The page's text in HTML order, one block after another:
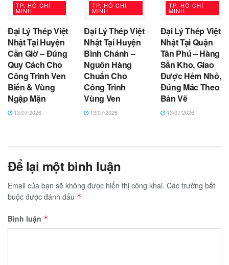
TP. HỒ CHÍ
MINH
Đại Lý Thép Việt
Nhật Tại Huyện
Cần Giờ – Đúng
Quy Cách Cho
Công Trình Ven
Biển & Vùng
Ngập Mặn
13/07/2026
TP. HỒ CHÍ
MINH
Đại Lý Thép Việt
Nhật Tại Huyện
Bình Chánh –
Nguồn Hàng
Chuẩn Cho
Công Trình
Vùng Ven
13/07/2026
TP. HỒ CHÍ
MINH
Đại Lý Thép Việt
Nhật Tại Quận
Tân Phú – Hàng
Sẵn Kho, Giao
Được Hẻm Nhỏ,
Đúng Mác Theo
Bản Vẽ
13/07/2026
Để lại một bình luận
Email của bạn sẽ không được hiển thị công khai. Các trường bắt
buộc được đánh dấu *
Bình luận *